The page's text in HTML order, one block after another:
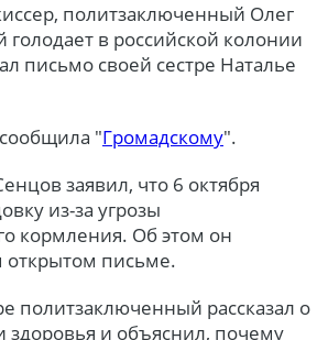
политзаключенный Олег
в российской колонии
письмо своей сестре Наталье
"Громадскому".
заявил, что 6 октября
из-за угрозы
кормления. Об этом он
открытом письме.
политзаключенный рассказал о
здоровья и объяснил, почему